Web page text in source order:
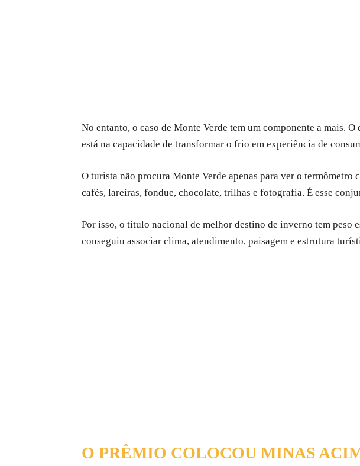
No entanto, o caso de Monte Verde tem um componente a mais.
está na capacidade de transformar o frio em experiência de
O turista não procura Monte Verde apenas para ver o termômetro
cafés, lareiras, fondue, chocolate, trilhas e fotografia. É esse
Por isso, o título nacional de melhor destino de inverno tem peso
conseguiu associar clima, atendimento, paisagem e estrutura
O PRÊMIO COLOCOU MINAS